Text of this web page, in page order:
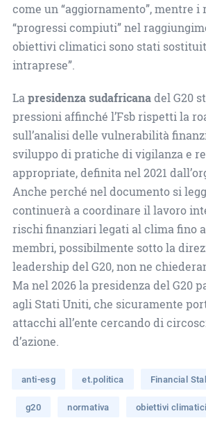
come un “aggiornamento”, mentre
“progressi compiuti” nel
obiettivi climatici sono stati
intraprese”.
Lapresidenza sudafricanadel G20
pressioni affinché l’Fsb rispetti la
sull’analisi delle vulnerabilità
sviluppo di pratiche di vigilanza e
appropriate, definita nel 2021
Anche perché nel documento si
continuerà a coordinare il lavoro
rischi finanziari legati al clima fino
membri, possibilmente sotto la
leadership del G20, non ne
Ma nel 2026 la presidenza del G20
agli Stati Uniti, che sicuramente
attacchi all’ente cercando di
d’azione.
anti-esg et.politica Financial
g20 normativa obiettivi climatici